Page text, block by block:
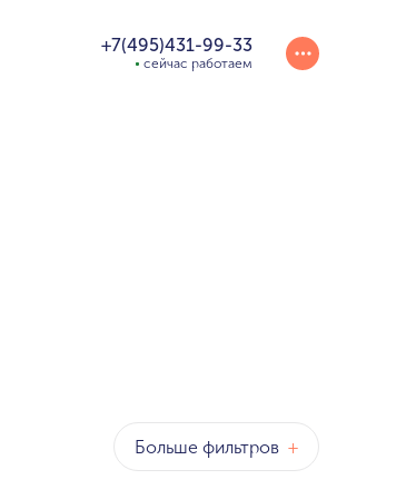
+7(495)431-99-33
сейчас работаем
Больше фильтров +